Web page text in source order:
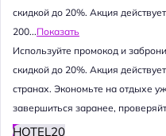
скидкой до 20%. Акция
200...Показать
Используйте промокод и
скидкой до 20%. Акция
странах. Экономьте на отдыхе
завершиться заранее,
HOTEL20